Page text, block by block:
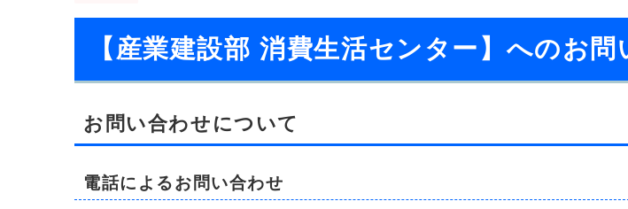
【産業建設部 消費生活センター】へのお問
お問い合わせについて
電話によるお問い合わせ